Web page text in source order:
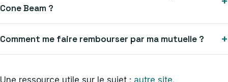
Cone Beam ?
Comment me faire rembourser par ma mutuelle ?
Une ressource utile sur le sujet : autre site.